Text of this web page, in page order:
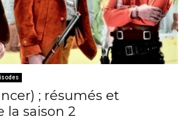
; résumés et
la saison 2